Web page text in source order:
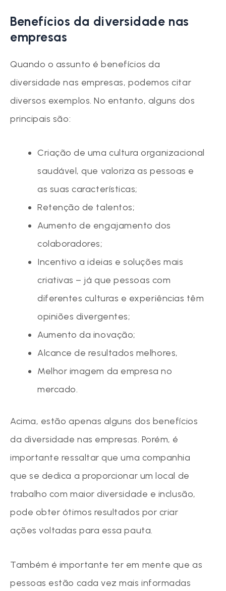
Benefícios da diversidade nas
empresas
Quando o assunto é benefícios da
diversidade nas empresas, podemos citar
diversos exemplos. No entanto, alguns dos
principais são:
Criação de uma cultura organizacional
saudável, que valoriza as pessoas e
as suas características;
Retenção de talentos;
Aumento de engajamento dos
colaboradores;
Incentivo a ideias e soluções mais
criativas – já que pessoas com
diferentes culturas e experiências têm
opiniões divergentes;
Aumento da inovação;
Alcance de resultados melhores,
Melhor imagem da empresa no
mercado.
Acima, estão apenas alguns dos benefícios
da diversidade nas empresas. Porém, é
importante ressaltar que uma companhia
que se dedica a proporcionar um local de
trabalho com maior diversidade e inclusão,
pode obter ótimos resultados por criar
ações voltadas para essa pauta.
Também é importante ter em mente que as
pessoas estão cada vez mais informadas